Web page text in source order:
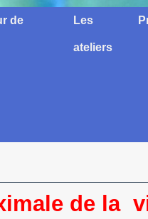
de Les
ateliers
de la